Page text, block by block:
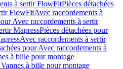
à sertir FlowFitPièces détachées
FlowFitAvec raccordements à
Avec raccordements à sertir
MapressPièces détachées pour
Avec raccordements à sertir
pour Avec raccordements à
à bille pour montage
à bille pour montage